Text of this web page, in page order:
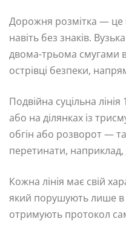
Дорожня розмітка — це
навіть без знаків.
двома-трьома смугами
острівці безпеки,
Подвійна суцільна
або на ділянках із
обгін або розворот —
перетинати, наприклад,
Кожна лінія має свій
який порушують лише в
отримують протокол